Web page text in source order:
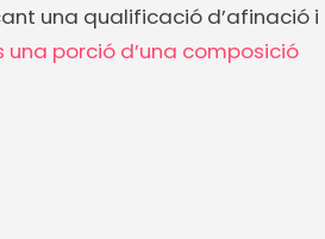
una qualificació d’afinació i
una porció d’una composició